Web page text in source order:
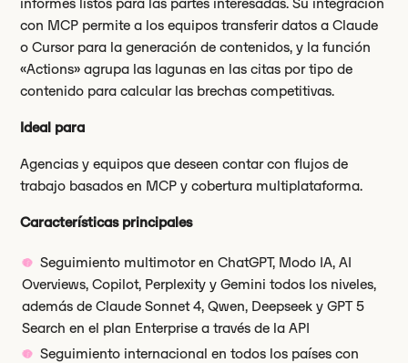
con MCP permite a los equipos transferir datos a Claude
o Cursor para la generación de contenidos, y la función
«Actions» agrupa las lagunas en las citas por tipo de
contenido para calcular las brechas competitivas.
Ideal para
Agencias y equipos que deseen contar con flujos de
trabajo basados en MCP y cobertura multiplataforma.
Características principales
Seguimiento multimotor en ChatGPT, Modo IA, AI
Overviews, Copilot, Perplexity y Gemini todos los niveles,
además de Claude Sonnet 4, Qwen, Deepseek y GPT 5
Search en el plan Enterprise a través de la API
Seguimiento internacional en todos los países con